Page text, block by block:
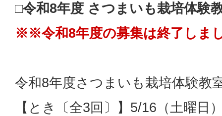
□令和8年度 さつまいも栽培体験
※※令和8年度の募集は終了し
令和8年度さつまいも栽培体験教
【とき〔全3回〕】5/16（土曜日